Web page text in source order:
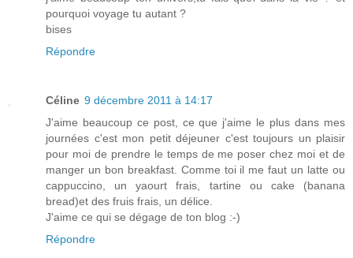
pourquoi voyage tu autant ?
bises
Répondre
Céline 9 décembre 2011 à 14:17
J'aime beaucoup ce post, ce que j'aime le plus dans mes
journées c'est mon petit déjeuner c'est toujours un plaisir
pour moi de prendre le temps de me poser chez moi et de
manger un bon breakfast. Comme toi il me faut un latte ou
cappuccino, un yaourt frais, tartine ou cake (banana
bread)et des fruis frais, un délice.
J'aime ce qui se dégage de ton blog :-)
Répondre